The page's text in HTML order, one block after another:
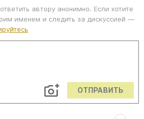
автору анонимно. Если хотите
именем и следить за дискуссией —
ОТПРАВИТЬ